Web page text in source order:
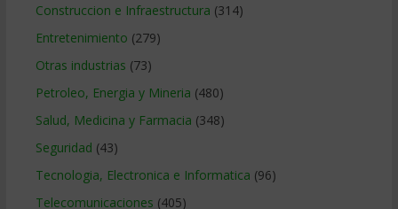
Construccion e Infraestructura (314)
Entretenimiento (279)
Otras industrias (73)
Petroleo, Energia y Mineria (480)
Salud, Medicina y Farmacia (348)
Seguridad (43)
Tecnologia, Electronica e Informatica (96)
Telecomunicaciones (405)